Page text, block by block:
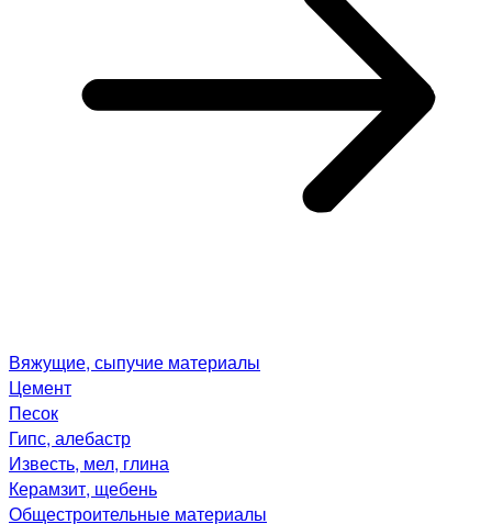
Вяжущие, сыпучие материалы
Цемент
Песок
Гипс, алебастр
Известь, мел, глина
Керамзит, щебень
Общестроительные материалы